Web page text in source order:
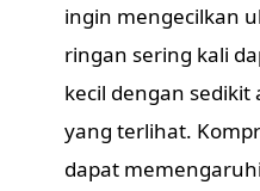
ingin mengecilkan
ringan sering kali
kecil dengan
yang terlihat.
dapat